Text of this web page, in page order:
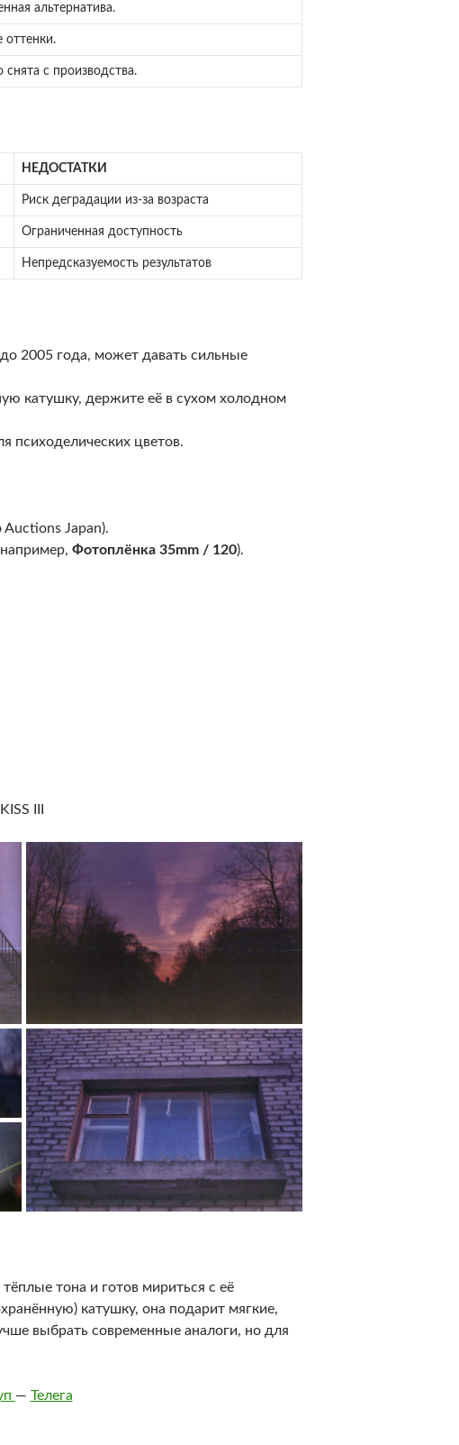
альтернатива.
оттенки.
снята с производства.
НЕДОСТАТКИ
Риск деградации из-за возраста
Ограниченная доступность
Непредсказуемость результатов
2005 года, может давать сильные
катушку, держите её в сухом холодном
психоделических цветов.
Auctions Japan).
Фотоплёнка 35mm / 120).
III
тона и готов мириться с её
катушку, она подарит мягкие,
выбрать современные аналоги, но для
— Телега